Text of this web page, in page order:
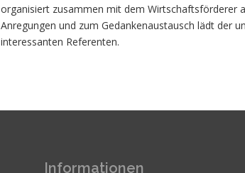
organisiert zusammen mit dem Wirtschaftsförderer
Anregungen und zum Gedankenaustausch lädt der
interessanten Referenten.
Informationen